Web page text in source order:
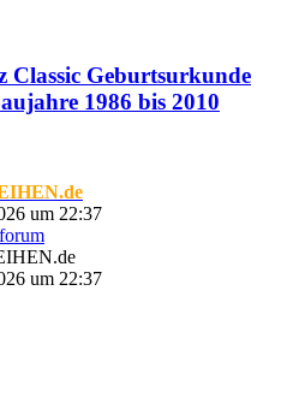
Classic Geburtsurkunde
1986 bis 2010
um 22:37
um 22:37